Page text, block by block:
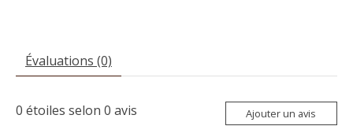
Évaluations (0)
0 étoiles selon 0 avis Ajouter un avis